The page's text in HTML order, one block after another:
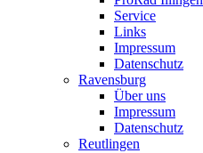
Service
Links
Impressum
Datenschutz
Ravensburg
Über uns
Impressum
Datenschutz
Reutlingen